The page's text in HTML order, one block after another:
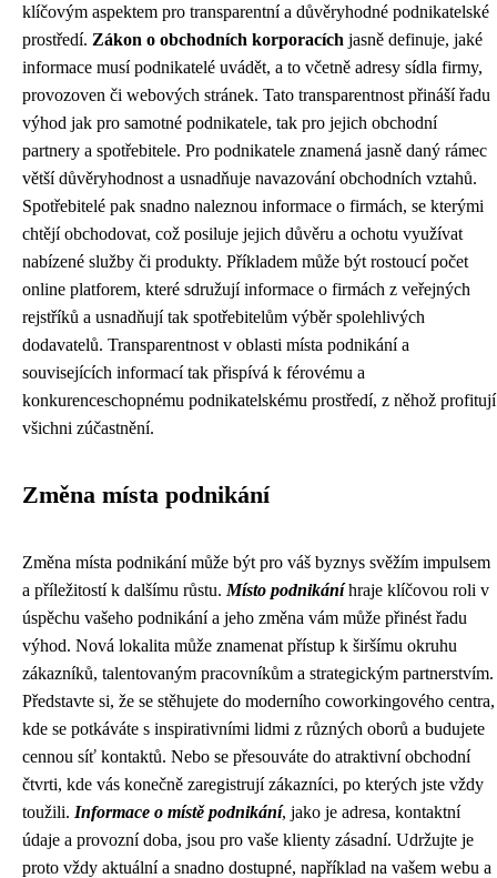
klíčovým aspektem pro transparentní a důvěryhodné podnikatelské
prostředí. Zákon o obchodních korporacích jasně definuje, jaké
informace musí podnikatelé uvádět, a to včetně adresy sídla firmy,
provozoven či webových stránek. Tato transparentnost přináší řadu
výhod jak pro samotné podnikatele, tak pro jejich obchodní
partnery a spotřebitele. Pro podnikatele znamená jasně daný rámec
větší důvěryhodnost a usnadňuje navazování obchodních vztahů.
Spotřebitelé pak snadno naleznou informace o firmách, se kterými
chtějí obchodovat, což posiluje jejich důvěru a ochotu využívat
nabízené služby či produkty. Příkladem může být rostoucí počet
online platforem, které sdružují informace o firmách z veřejných
rejstříků a usnadňují tak spotřebitelům výběr spolehlivých
dodavatelů. Transparentnost v oblasti místa podnikání a
souvisejících informací tak přispívá k férovému a
konkurenceschopnému podnikatelskému prostředí, z něhož profitují
všichni zúčastnění.
Změna místa podnikání
Změna místa podnikání může být pro váš byznys svěžím impulsem
a příležitostí k dalšímu růstu. Místo podnikáníhraje klíčovou roli v
úspěchu vašeho podnikání a jeho změna vám může přinést řadu
výhod. Nová lokalita může znamenat přístup k širšímu okruhu
zákazníků, talentovaným pracovníkům a strategickým partnerstvím.
Představte si, že se stěhujete do moderního coworkingového centra,
kde se potkáváte s inspirativními lidmi z různých oborů a budujete
cennou síť kontaktů. Nebo se přesouváte do atraktivní obchodní
čtvrti, kde vás konečně zaregistrují zákazníci, po kterých jste vždy
toužili. Informace o místě podnikání, jako je adresa, kontaktní
údaje a provozní doba, jsou pro vaše klienty zásadní. Udržujte je
proto vždy aktuální a snadno dostupné, například na vašem webu a